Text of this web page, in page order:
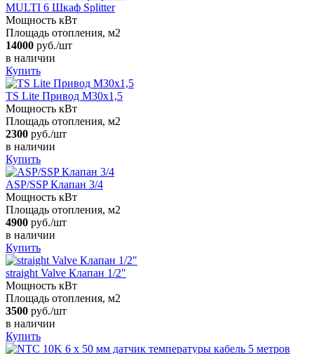
MULTI 6 Шкаф Splitter
Мощность кВт
Площадь отопления, м2
14000 руб./шт
в наличии
Купить
TS Lite Привод M30x1,5
Мощность кВт
Площадь отопления, м2
2300 руб./шт
в наличии
Купить
ASP/SSP Клапан 3/4
Мощность кВт
Площадь отопления, м2
4900 руб./шт
в наличии
Купить
straight Valve Клапан 1/2"
Мощность кВт
Площадь отопления, м2
3500 руб./шт
в наличии
Купить